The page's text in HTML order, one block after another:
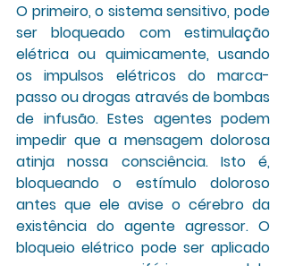
O primeiro, o sistema sensitivo, pode
ser bloqueado com estimulação
elétrica ou quimicamente, usando
os impulsos elétricos do marca-
passo ou drogas através de bombas
de infusão. Estes agentes podem
impedir que a mensagem dolorosa
atinja nossa consciência. Isto é,
bloqueando o estímulo doloroso
antes que ele avise o cérebro da
existência do agente agressor. O
bloqueio elétrico pode ser aplicado